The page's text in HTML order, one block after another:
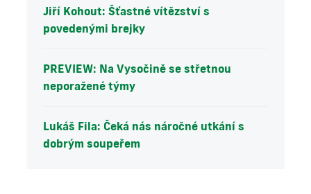
Jiří Kohout: Šťastné vítězství s
povedenými brejky
PREVIEW: Na Vysočině se střetnou
neporažené týmy
Lukáš Fila: Čeká nás náročné utkání s
dobrým soupeřem